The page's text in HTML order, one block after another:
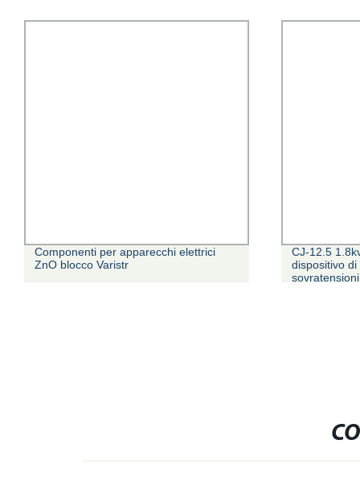
Componenti per apparecchi elettrici
ZnO blocco Varistr
CJ-12.5
dispositivo